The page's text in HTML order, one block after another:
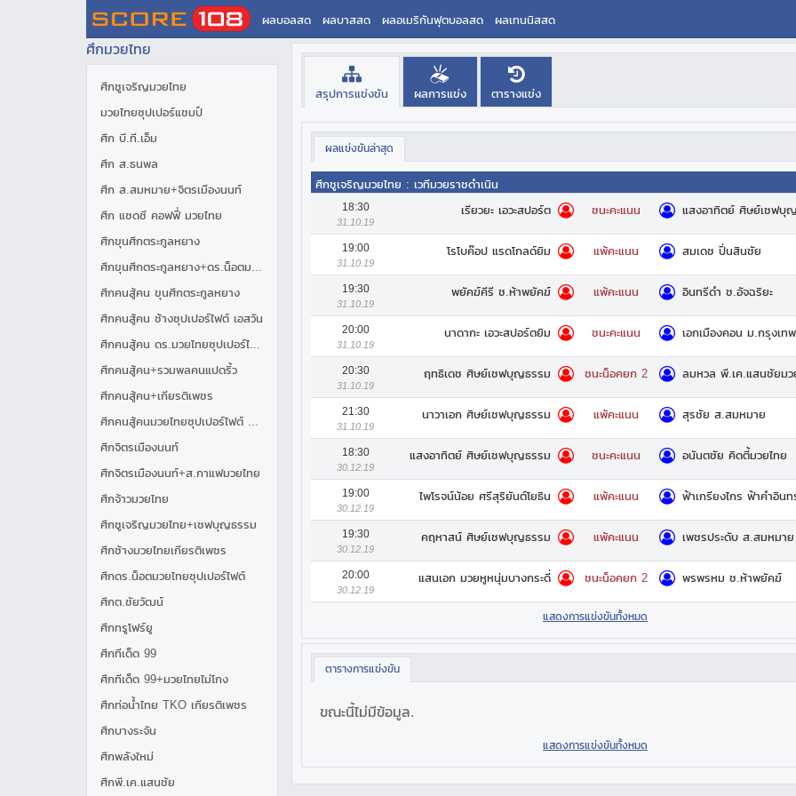
ผลบอลสด ผลบาสสด ผลอเมริกันฟุตบอลสด ผลเทนนิสสด
ศึกมวยไทย
ศึกชูเจริญมวยไทย
มวยไทยซุปเปอร์แชมป์
ศึก บี.ที.เอ็ม
ศึก ส.ธนพล
ศึก ส.สมหมาย+จิตรเมืองนนท์
ศึก แซดซี คอฟฟี่ มวยไทย
ศึกขุนศึกตระกูลหยาง
ศึกขุนศึกตระกูลหยาง+ดร.น็อตมวยไทย
ศึกคนสู้คน ขุนศึกตระกูลหยาง
ศึกคนสู้คน ช้างซุปเปอร์ไฟต์ เอสวัน
ศึกคนสู้คน ดร.มวยไทยซุปเปอร์ไฟต์
ศึกคนสู้คน+รวมพลคนแปดริ้ว
ศึกคนสู้คน+เกียรติเพชร
ศึกคนสู้คนมวยไทยซุปเปอร์ไฟต์ อาร์แอร์ไลน์
ศึกจิตรเมืองนนท์
ศึกจิตรเมืองนนท์+ส.กาแฟมวยไทย
ศึกจ้าวมวยไทย
ศึกชูเจริญมวยไทย+เชฟบุญธรรม
ศึกช้างมวยไทยเกียรติเพชร
ศึกดร.น็อตมวยไทยซุปเปอร์ไฟต์
ศึกต.ชัยวัฒน์
ศึกทรูโฟร์ยู
ศึกทีเด็ด 99
ศึกทีเด็ด 99+มวยไทยไม่โกง
ศึกท่อน้ำไทย TKO เกียรติเพชร
ศึกบางระจัน
ศึกพลังใหม่
ศึกพี.เค.แสนชัย
สรุปการแข่งขัน ผลการแข่ง ตารางแข่ง
ผลแข่งขันล่าสุด
ศึกชูเจริญมวยไทย : เวทีมวยราชดำเนิน
18:30
31.10.19
เรียวยะ เอวะสปอร์ต ชนะคะแนน แสงอาทิตย์ ศิษย์เชฟบุ
19:00
31.10.19
โรโบค๊อป แรดโกลด์ยิม แพ้คะแนน สมเดช ปิ่นสินชัย
19:30
31.10.19
พยัคฆ์คีรี ช.ห้าพยัคฆ์ แพ้คะแนน อินทรีดำ ช.อัจฉริยะ
20:00
31.10.19
นาดากะ เอวะสปอร์ตยิม ชนะคะแนน เอกเมืองคอน ม.กรุงเท
20:30
31.10.19
ฤทธิเดช ศิษย์เชฟบุญธรรม ชนะน็อคยก 2 ลมหวล พี.เค.แสนชัยมว
21:30
31.10.19
นาวาเอก ศิษย์เชฟบุญธรรม แพ้คะแนน สุรชัย ส.สมหมาย
18:30
30.12.19
แสงอาทิตย์ ศิษย์เชฟบุญธรรม ชนะคะแนน อนันตชัย คิดตี้มวยไทย
19:00
30.12.19
ไพโรจน์น้อย ศรีสุริยันต์โยธิน แพ้คะแนน ฟ้าเกรียงไกร ฟ้าคำอินท
19:30
30.12.19
คฤหาสน์ ศิษย์เชฟบุญธรรม แพ้คะแนน เพชรประดับ ส.สมหมาย
20:00
30.12.19
แสนเอก มวยหูหนุ่มบางกระดี่ ชนะน็อคยก 2 พรพรหม ช.ห้าพยัคฆ์
แสดงการแข่งขันทั้งหมด
ตารางการแข่งขัน
ขณะนี้ไม่มีข้อมูล.
แสดงการแข่งขันทั้งหมด